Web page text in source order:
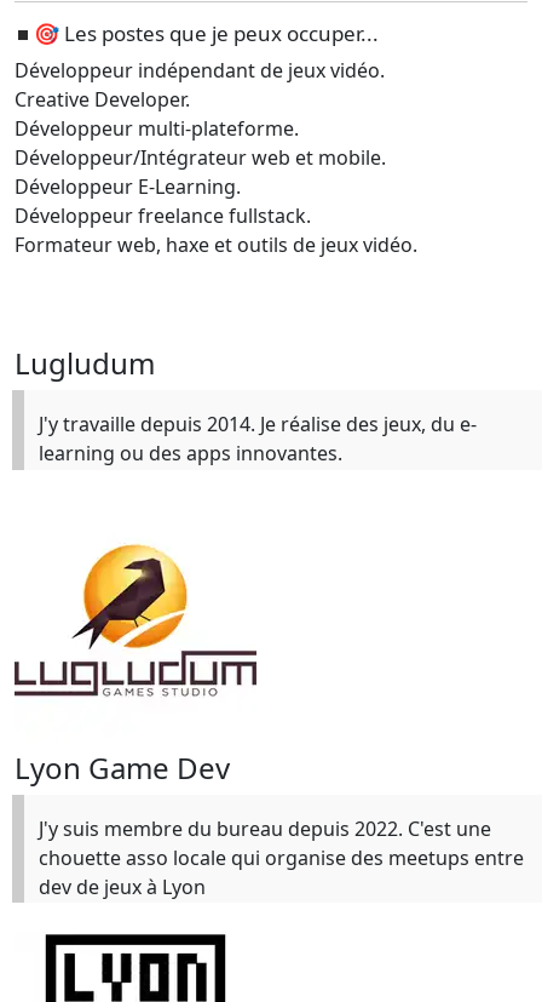
🎯 Les postes que je peux occuper...
Développeur indépendant de jeux vidéo.
Creative Developer.
Développeur multi-plateforme.
Développeur/Intégrateur web et mobile.
Développeur E-Learning.
Développeur freelance fullstack.
Formateur web, haxe et outils de jeux vidéo.
Lugludum
J'y travaille depuis 2014. Je réalise des jeux, du e-
learning ou des apps innovantes.
Lyon Game Dev
J'y suis membre du bureau depuis 2022. C'est une
chouette asso locale qui organise des meetups entre
dev de jeux à Lyon